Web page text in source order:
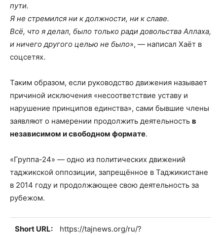
пути.
Я не стремился ни к должности, ни к славе.
Всё, что я делал, было только ради довольства Аллаха,
и ничего другого целью не было», — написал Хаёт в
соцсетях.
Таким образом, если руководство движения называет
причиной исключения «несоответствие уставу и
нарушение принципов единства», сами бывшие члены
заявляют о намерении продолжить деятельность в
независимом и свободном формате.
«Группа-24» — одно из политических движений
таджикской оппозиции, запрещённое в Таджикистане
в 2014 году и продолжающее свою деятельность за
рубежом.
Short URL:
https://tajnews.org/ru/?